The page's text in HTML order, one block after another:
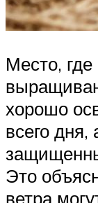
Место,
хорошо
всего дня,
Это
ветра